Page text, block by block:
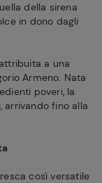
della sirena
in dono dagli
a una
Armeno. Nata
poveri, la
arrivando fino alla
così versatile